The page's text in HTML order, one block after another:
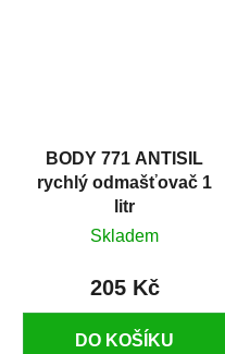
BODY 771 ANTISIL
rychlý odmašťovač 1
litr
Skladem
205 Kč
DO KOŠÍKU